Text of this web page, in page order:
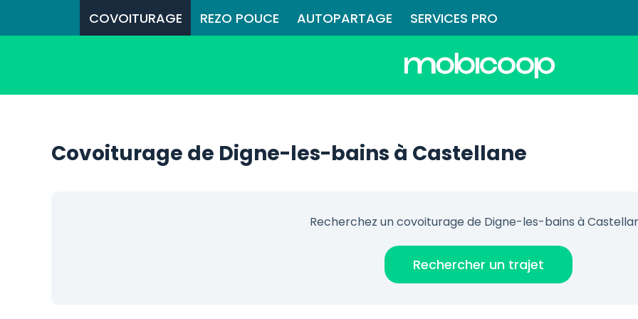
COVOITURAGE REZO POUCE AUTOPARTAGE SERVICES PRO
Covoiturage de Digne-les-bains à Castellane
Recherchez un covoiturage de Digne-les-bains à
Rechercher un trajet